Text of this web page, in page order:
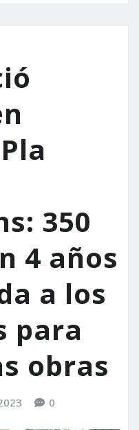
350
4 años
a los
para
obras
0